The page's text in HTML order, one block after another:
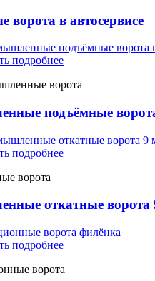
ворота в автосервисе
подробнее
ворота
подъёмные
подробнее
ворота
откатные ворота
подробнее
ворота